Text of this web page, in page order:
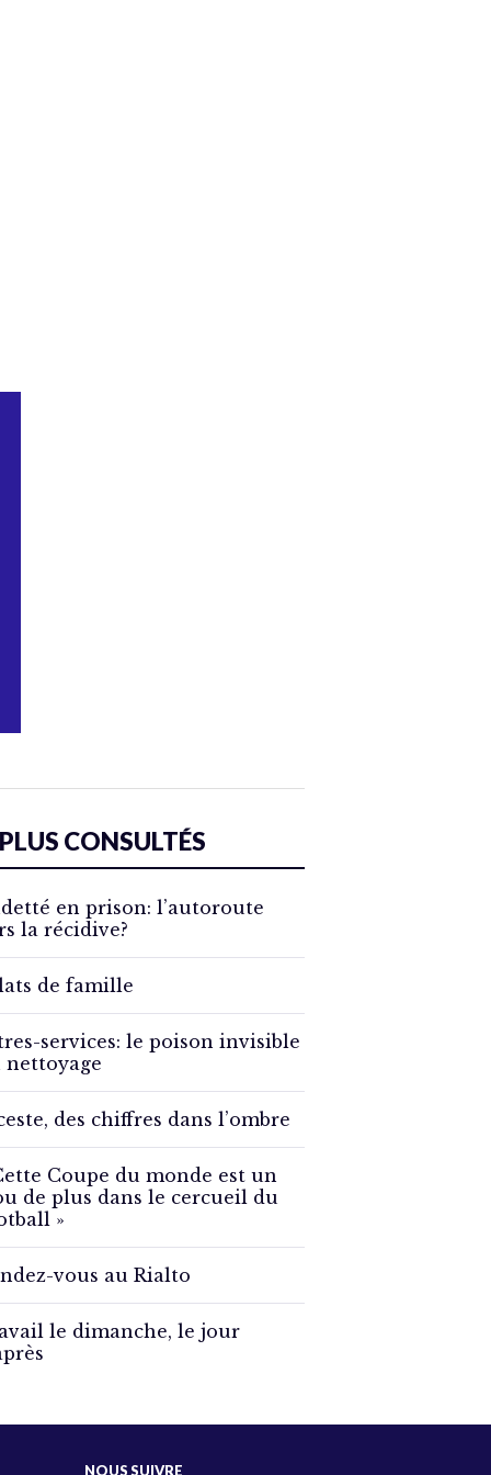
CONSULTÉS
en prison: l’autoroute
la récidive?
de famille
services: le poison invisible
nettoyage
des chiffres dans l’ombre
Coupe du monde est un
de plus dans le cercueil du
»
vous au Rialto
le dimanche, le jour
NOUS SUIVRE